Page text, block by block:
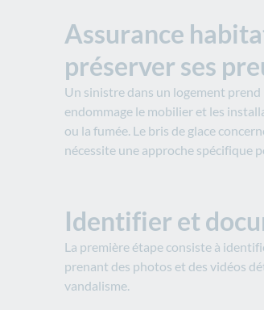
Assurance
préserver ses
Un sinistre dans un logement
endommage le mobilier et les
ou la fumée. Le bris de glace
nécessite une approche spécifique
Identifier et
La première étape consiste à
prenant des photos et des vidéos
vandalisme.